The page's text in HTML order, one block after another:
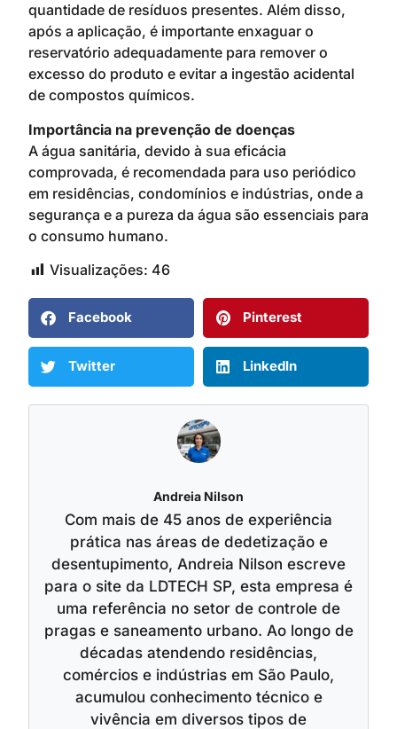
quantidade de resíduos presentes. Além disso,
após a aplicação, é importante enxaguar o
reservatório adequadamente para remover o
excesso do produto e evitar a ingestão acidental
de compostos químicos.
Importância na prevenção de doenças
A água sanitária, devido à sua eficácia
comprovada, é recomendada para uso periódico
em residências, condomínios e indústrias, onde a
segurança e a pureza da água são essenciais para
o consumo humano.
Visualizações: 46
Facebook Pinterest
Twitter LinkedIn
Andreia Nilson
Com mais de 45 anos de experiência
prática nas áreas de dedetização e
desentupimento, Andreia Nilson escreve
para o site da LDTECH SP, esta empresa é
uma referência no setor de controle de
pragas e saneamento urbano. Ao longo de
décadas atendendo residências,
comércios e indústrias em São Paulo,
acumulou conhecimento técnico e
vivência em diversos tipos de